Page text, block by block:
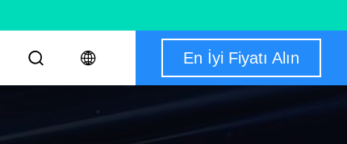
En İyi Fiyatı Alın